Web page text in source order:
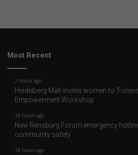
Most Recent
2 hours ago
Heidelberg Mall invites women to
Empowerment Workshop
18 hours ago
New Rensburg Forum emergency
community safety
18 hours ago